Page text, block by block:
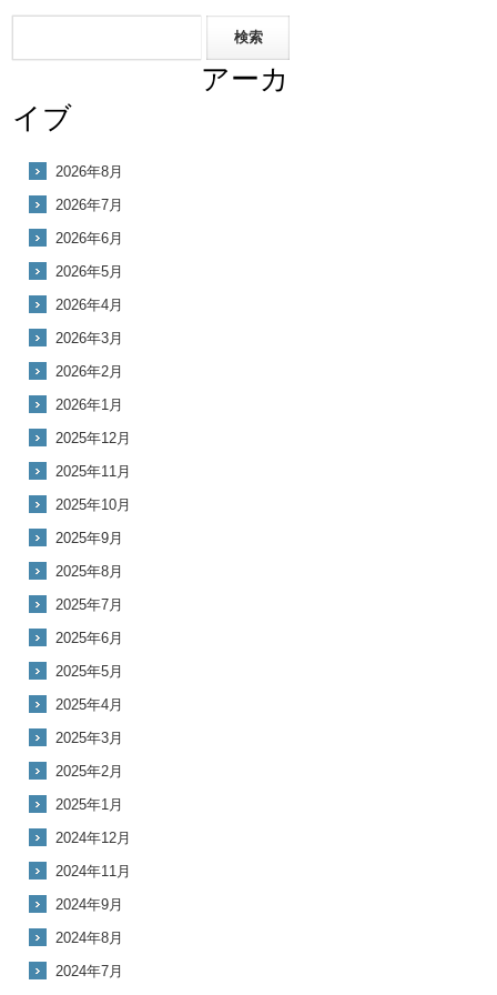
アーカ
イブ
2026年8月
2026年7月
2026年6月
2026年5月
2026年4月
2026年3月
2026年2月
2026年1月
2025年12月
2025年11月
2025年10月
2025年9月
2025年8月
2025年7月
2025年6月
2025年5月
2025年4月
2025年3月
2025年2月
2025年1月
2024年12月
2024年11月
2024年9月
2024年8月
2024年7月